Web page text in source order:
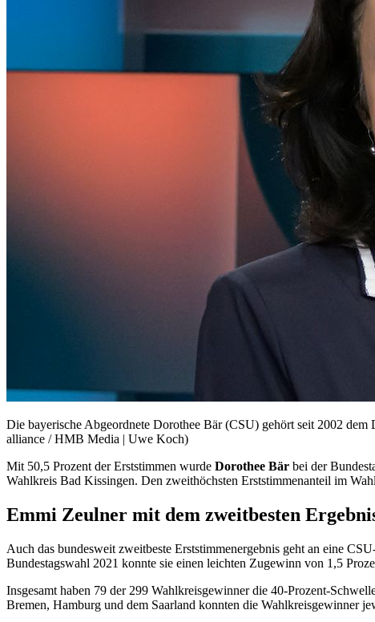
Die bayerische Abgeordnete Dorothee Bär (CSU) gehört seit 2002
alliance / HMB Media | Uwe Koch)
Mit 50,5 Prozent der Erststimmen wurde Dorothee Bär bei der
Wahlkreis Bad Kissingen. Den zweithöchsten Erststimmenanteil im
Emmi Zeulner mit dem zweitbesten
Auch das bundesweit zweitbeste Erststimmenergebnis geht an eine
Bundestagswahl 2021 konnte sie einen leichten Zugewinn von 1,5
Insgesamt haben 79 der 299 Wahlkreisgewinner die 40-Prozent-
Bremen, Hamburg und dem Saarland konnten die Wahlkreisgewinner